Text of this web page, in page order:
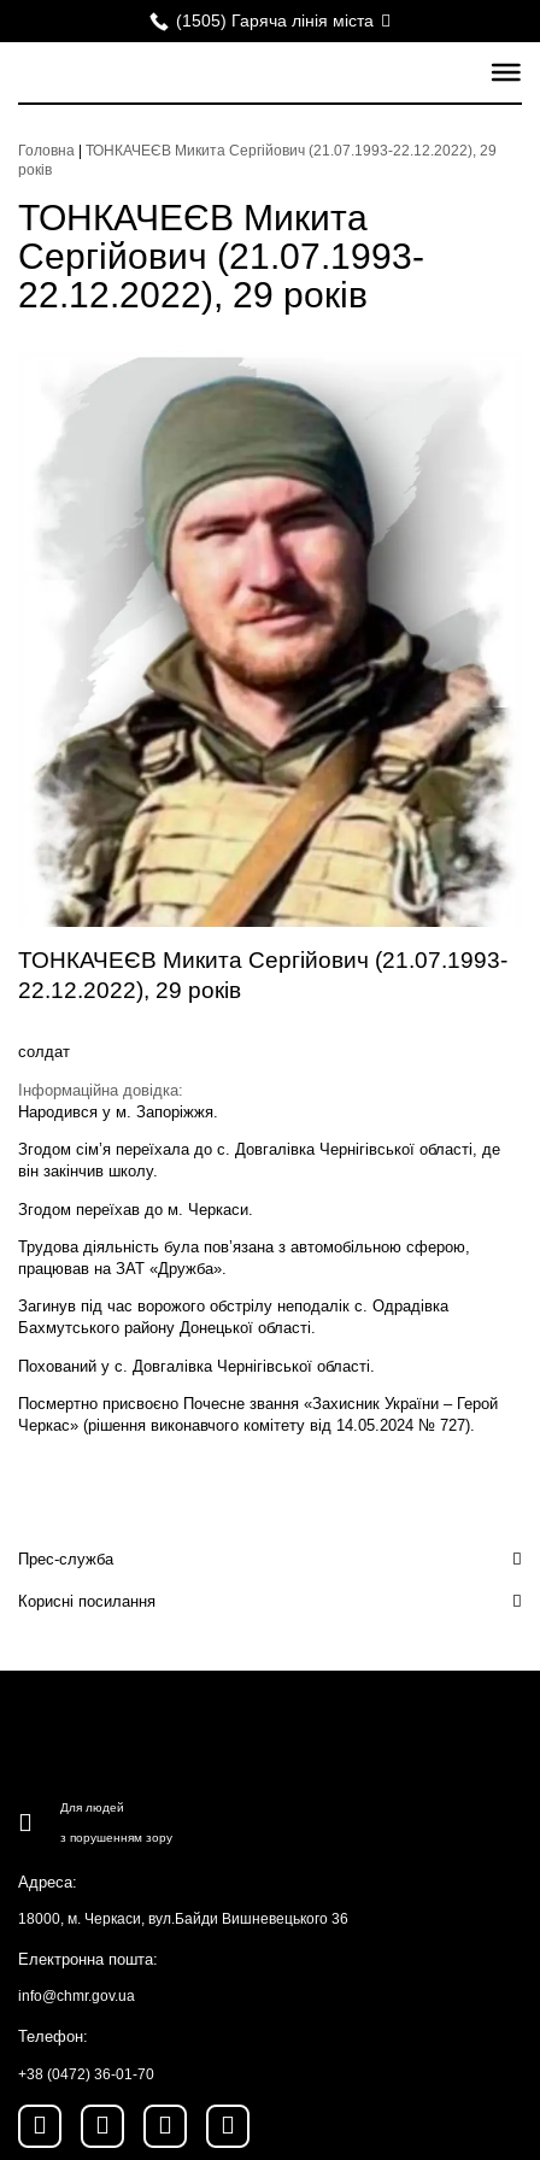
(1505) Гаряча лінія міста
Головна
ТОНКАЧЕЄВ Микита Сергійович (21.07.1993-22.12.2022), 29
років
ТОНКАЧЕЄВ Микита
Сергійович (21.07.1993-
22.12.2022), 29 років
ТОНКАЧЕЄВ Микита Сергійович (21.07.1993-
22.12.2022), 29 років
солдат
Інформаційна довідка:
Народився у м. Запоріжжя.
Згодом сім’я переїхала до с. Довгалівка Чернігівської області, де
він закінчив школу.
Згодом переїхав до м. Черкаси.
Трудова діяльність була пов’язана з автомобільною сферою,
працював на ЗАТ «Дружба».
Загинув під час ворожого обстрілу неподалік с. Одрадівка
Бахмутського району Донецької області.
Похований у с. Довгалівка Чернігівської області.
Посмертно присвоєно Почесне звання «Захисник України – Герой
Черкас» (рішення виконавчого комітету від 14.05.2024 № 727).
Прес-служба
Корисні посилання
Для людей
з порушенням зору
Адреса:
18000, м. Черкаси, вул.Байди Вишневецького 36
Електронна пошта:
info@chmr.gov.ua
Телефон:
+38 (0472) 36-01-70